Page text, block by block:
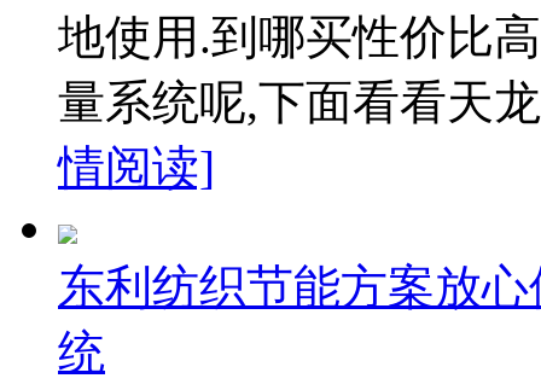
地使用.到哪买性价比
量系统呢,下面看看天
情阅读]
东利纺织节能方案放
统